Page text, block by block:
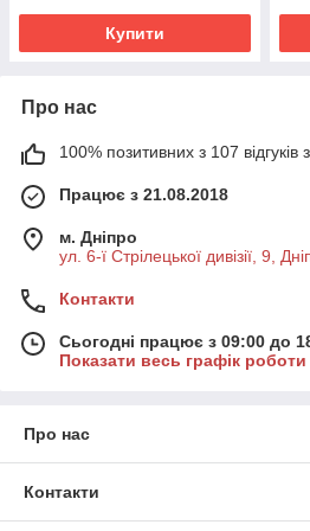
Купити
Про нас
100% позитивних з 107 відгуків
Працює з 21.08.2018
м. Дніпро
ул. 6-ї Стрілецької дивізії, 9,
Контакти
Сьогодні працює з 09:00 до
Показати весь графік роботи
Про нас
Контакти